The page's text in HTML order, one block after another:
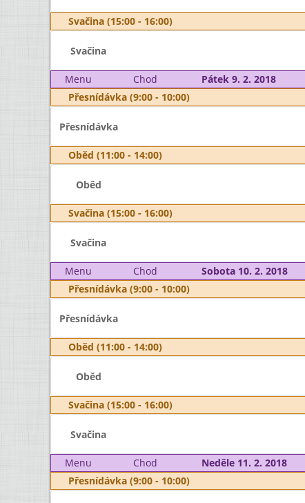
Svačina (15:00 - 16:00)
Svačina
Menu Chod
Pátek 9. 2. 2018
Přesnídávka (9:00 - 10:00)
Přesnídávka
Oběd (11:00 - 14:00)
Oběd
Svačina (15:00 - 16:00)
Svačina
Menu Chod
Sobota 10. 2. 2018
Přesnídávka (9:00 - 10:00)
Přesnídávka
Oběd (11:00 - 14:00)
Oběd
Svačina (15:00 - 16:00)
Svačina
Menu Chod
Neděle 11. 2. 2018
Přesnídávka (9:00 - 10:00)